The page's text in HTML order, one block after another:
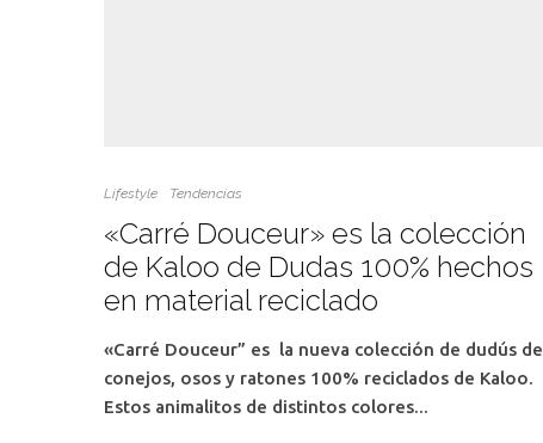
Lifestyle Tendencias
«Carré Douceur» es la colección
de Kaloo de Dudas 100% hechos
en material reciclado
«Carré Douceur” es la nueva colección de dudús de
conejos, osos y ratones 100% reciclados de Kaloo.
Estos animalitos de distintos colores...